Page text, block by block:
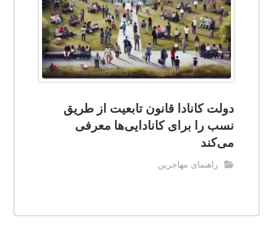
دولت کانادا قانون تابعیت از طریق
نسب را برای کانادایی‌ها معرفی
می‌کند
راهنمای مهاجرین